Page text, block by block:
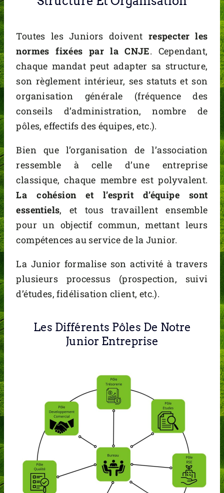
Toutes les Juniors doivent respecter les
normes fixées par la CNJE. Cependant,
chaque mandat peut adapter sa structure,
son règlement intérieur, ses statuts et son
organisation générale (fréquence des
conseils d’administration, nombre de
pôles, effectifs des équipes, etc.).
Bien que l’organisation de l’association
ressemble à celle d’une entreprise
classique, chaque membre est polyvalent.
La cohésion et l’esprit d’équipe sont
essentiels, et tous travaillent ensemble
pour un objectif commun, mettant leurs
compétences au service de la Junior.
La Junior formalise son activité à travers
plusieurs processus (prospection, suivi
d’études, fidélisation client, etc.).
Les Différents Pôles De Notre
Junior Entreprise